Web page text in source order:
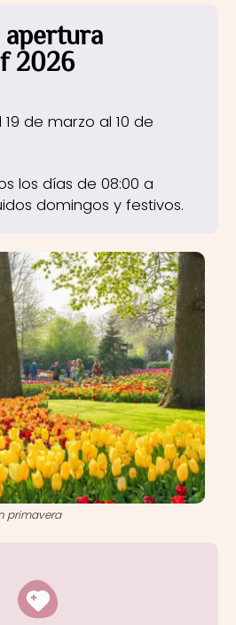
apertura
2026
19 de marzo al 10 de
los días de 08:00 a
domingos y festivos.
primavera